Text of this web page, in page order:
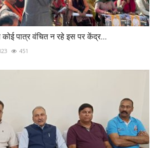
पात्र वंचित न रहे इस पर केंद्र...
451